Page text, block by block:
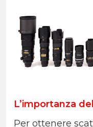
L’importanza
Per ottenere